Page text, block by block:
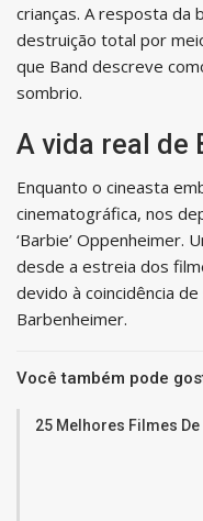
crianças. A resposta da
destruição total por
que Band descreve
sombrio.
A vida real de
Enquanto o cineasta
cinematográfica, nos
‘Barbie’ Oppenheimer.
desde a estreia dos
devido à coincidência
Barbenheimer.
Você também pode
25 Melhores Filmes